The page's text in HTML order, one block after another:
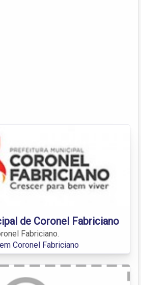
de Coronel Fabriciano
Fabriciano.
Coronel Fabriciano